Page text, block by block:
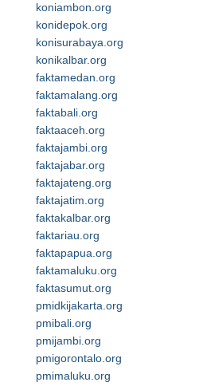
koniambon.org
konidepok.org
konisurabaya.org
konikalbar.org
faktamedan.org
faktamalang.org
faktabali.org
faktaaceh.org
faktajambi.org
faktajabar.org
faktajateng.org
faktajatim.org
faktakalbar.org
faktariau.org
faktapapua.org
faktamaluku.org
faktasumut.org
pmidkijakarta.org
pmibali.org
pmijambi.org
pmigorontalo.org
pmimaluku.org